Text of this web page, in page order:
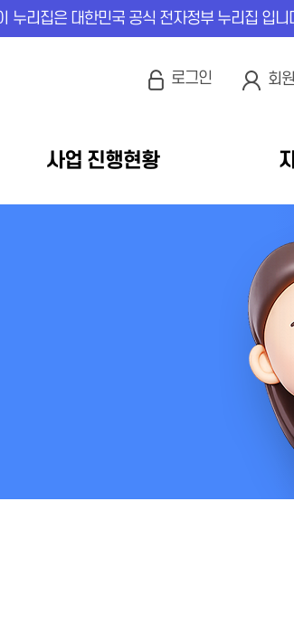
누리집은 대한민국 공식 전자정부 누리집 입니
로그인 회
사업 진행현황